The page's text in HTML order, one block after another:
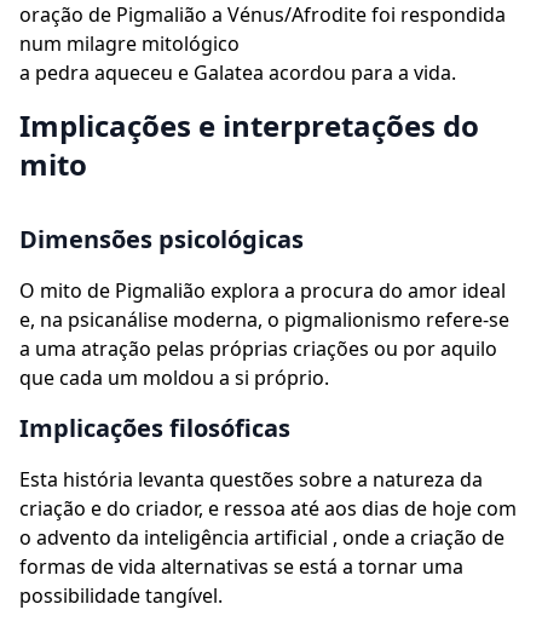
oração de Pigmalião a Vénus/Afrodite foi respondida
num milagre mitológico
a pedra aqueceu e Galatea acordou para a vida.
Implicações e interpretações do
mito
Dimensões psicológicas
O mito de Pigmalião explora a procura do amor ideal
e, na psicanálise moderna, o pigmalionismo refere-se
a uma atração pelas próprias criações ou por aquilo
que cada um moldou a si próprio.
Implicações filosóficas
Esta história levanta questões sobre a natureza da
criação e do criador, e ressoa até aos dias de hoje com
o advento da inteligência artificial , onde a criação de
formas de vida alternativas se está a tornar uma
possibilidade tangível.